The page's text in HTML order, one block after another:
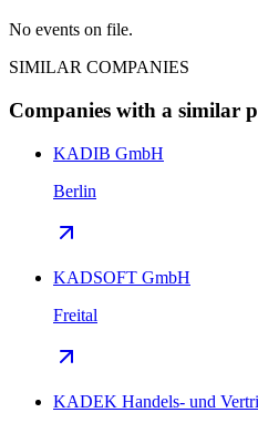
No events on file.
SIMILAR COMPANIES
Companies with a similar
KADIB GmbH
Berlin
KADSOFT GmbH
Freital
KADEK Handels- und